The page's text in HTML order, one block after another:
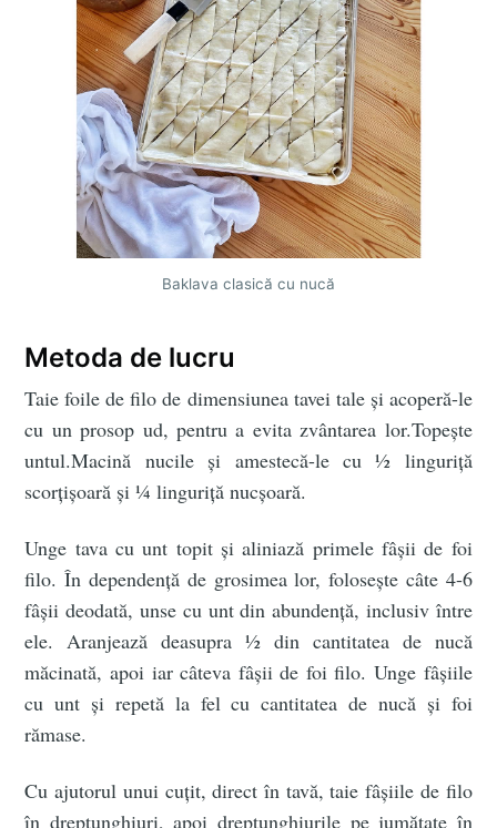
Baklava clasică cu nucă
Metoda de lucru
Taie foile de filo de dimensiunea tavei tale și acoperă-le
cu un prosop ud, pentru a evita zvântarea lor.Topește
untul.Macină nucile și amestecă-le cu ½ linguriță
scorțișoară și ¼ linguriță nucșoară.
Unge tava cu unt topit și aliniază primele fâșii de foi
filo. În dependență de grosimea lor, folosește câte 4-6
fâșii deodată, unse cu unt din abundență, inclusiv între
ele. Aranjează deasupra ½ din cantitatea de nucă
măcinată, apoi iar câteva fâșii de foi filo. Unge fâșiile
cu unt și repetă la fel cu cantitatea de nucă și foi
rămase.
Cu ajutorul unui cuțit, direct în tavă, taie fâșiile de filo
în dreptunghiuri, apoi dreptunghiurile pe jumătate în